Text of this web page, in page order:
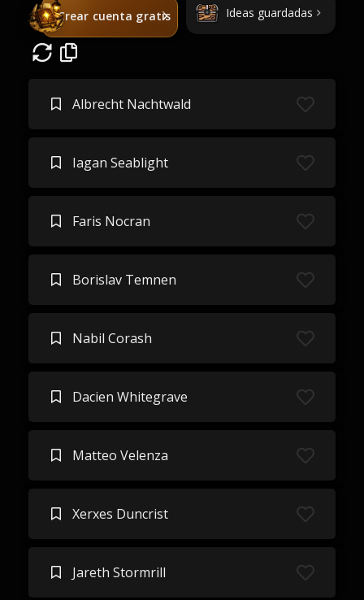
Crear cuenta gratis Ideas guardadas
Albrecht Nachtwald
Iagan Seablight
Faris Nocran
Borislav Temnen
Nabil Corash
Dacien Whitegrave
Matteo Velenza
Xerxes Duncrist
Jareth Stormrill